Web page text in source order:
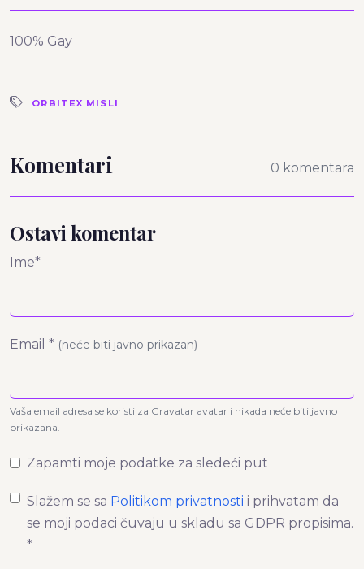
100% Gay
ORBITEX MISLI
Komentari 0 komentara
Ostavi komentar
Ime*
Email * (neće biti javno prikazan)
Vaša email adresa se koristi za Gravatar avatar i nikada neće biti javno
prikazana.
Zapamti moje podatke za sledeći put
Slažem se sa Politikom privatnosti i prihvatam da
se moji podaci čuvaju u skladu sa GDPR propisima.
*